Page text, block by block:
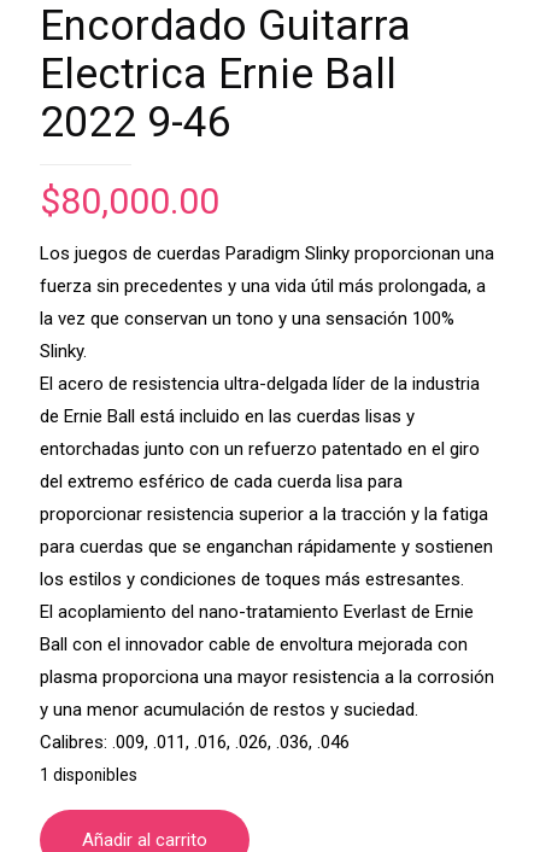
Encordado Guitarra
Electrica Ernie Ball
2022 9-46
$80,000.00
Los juegos de cuerdas Paradigm Slinky proporcionan una
fuerza sin precedentes y una vida útil más prolongada, a
la vez que conservan un tono y una sensación 100%
Slinky.
El acero de resistencia ultra-delgada líder de la industria
de Ernie Ball está incluido en las cuerdas lisas y
entorchadas junto con un refuerzo patentado en el giro
del extremo esférico de cada cuerda lisa para
proporcionar resistencia superior a la tracción y la fatiga
para cuerdas que se enganchan rápidamente y sostienen
los estilos y condiciones de toques más estresantes.
El acoplamiento del nano-tratamiento Everlast de Ernie
Ball con el innovador cable de envoltura mejorada con
plasma proporciona una mayor resistencia a la corrosión
y una menor acumulación de restos y suciedad.
Calibres: .009, .011, .016, .026, .036, .046
1 disponibles
Añadir al carrito